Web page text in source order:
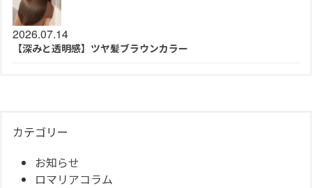
2026.07.14
【深みと透明感】ツヤ髪ブラウンカラー
カテゴリー
お知らせ
ロマリアコラム